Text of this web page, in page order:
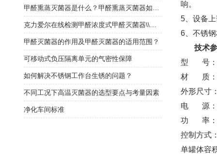
响。
5、设备
6、不锈
技术
型 号：
材 质：
外形尺寸
电 源：
功 率：
控制方式
单罐体容
甲醛灭菌器的作用及甲醛灭菌器的适用范围？
可移动式负压隔离单元的气密性保障
如何解决不锈钢工作台生锈的问题？
不同工况下高温灭菌器的选型要点与考量因素
净化车间标准